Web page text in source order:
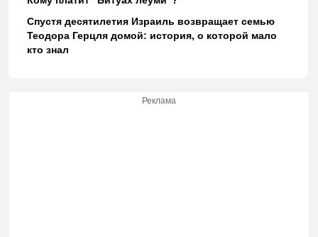
Спустя десятилетия Израиль возвращает семью
Теодора Герцля домой: история, о которой мало
кто знал
Реклама